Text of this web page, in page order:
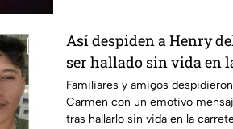
Así despiden a Henry
ser hallado sin vida en
Chetumal tras varios
Familiares y amigos
Carmen con un emotivo
tras hallarlo sin vida en la